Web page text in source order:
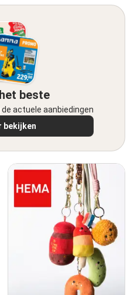
beste
actuele aanbiedingen
bekijken